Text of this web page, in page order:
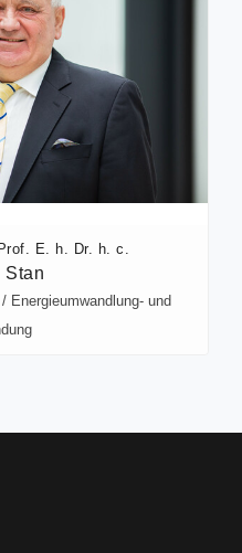
E. h. Dr. h. c.
Stan
Energieumwandlung- und